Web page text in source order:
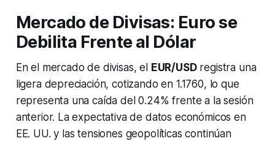
Mercado de Divisas: Euro se
Debilita Frente al Dólar
En el mercado de divisas, el EUR/USDregistra una
ligera depreciación, cotizando en 1.1760, lo que
representa una caída del 0.24% frente a la sesión
anterior. La expectativa de datos económicos en
EE. UU. y las tensiones geopolíticas continúan